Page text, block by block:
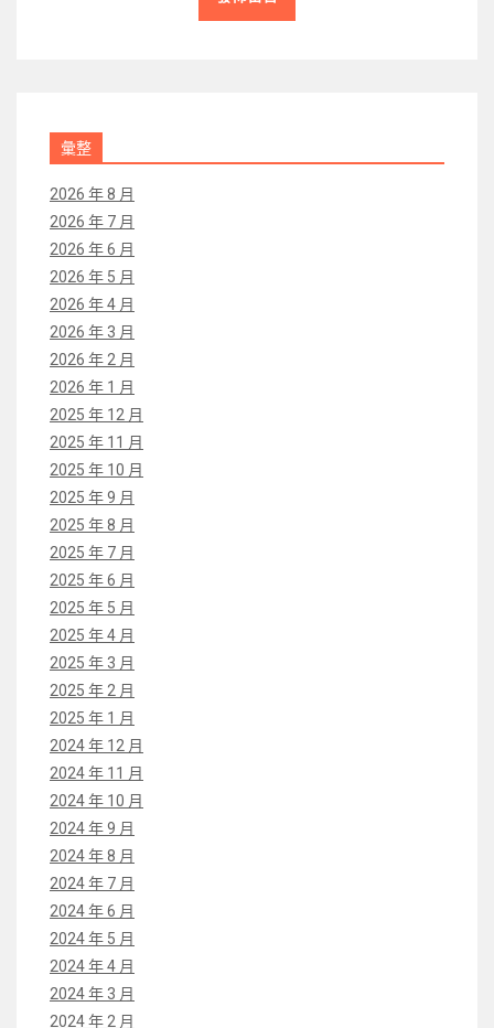
彙整
2026 年 8 月
2026 年 7 月
2026 年 6 月
2026 年 5 月
2026 年 4 月
2026 年 3 月
2026 年 2 月
2026 年 1 月
2025 年 12 月
2025 年 11 月
2025 年 10 月
2025 年 9 月
2025 年 8 月
2025 年 7 月
2025 年 6 月
2025 年 5 月
2025 年 4 月
2025 年 3 月
2025 年 2 月
2025 年 1 月
2024 年 12 月
2024 年 11 月
2024 年 10 月
2024 年 9 月
2024 年 8 月
2024 年 7 月
2024 年 6 月
2024 年 5 月
2024 年 4 月
2024 年 3 月
2024 年 2 月